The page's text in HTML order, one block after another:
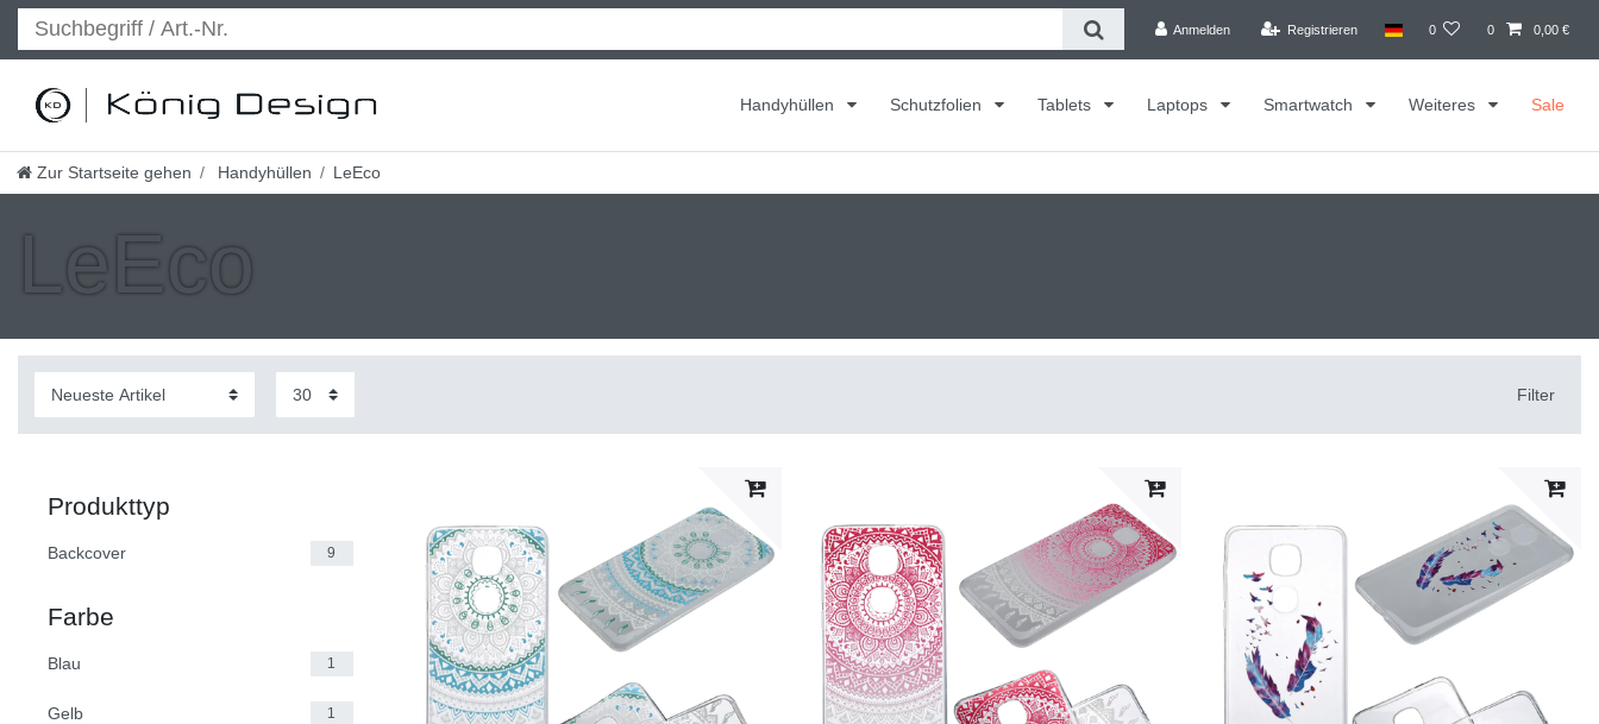
Anmelden Registrieren 0 0 0,00 €
Handyhüllen Schutzfolien Tablets Laptops Smartwatch Weiteres Sale
Zur Startseite gehen Handyhüllen LeEco
LeEco
Filter
Produkttyp
Backcover 9
Farbe
Blau 1
Gelb 1